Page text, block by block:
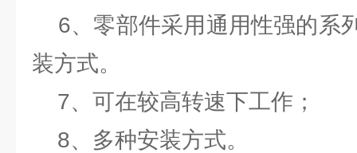
6、零部件采用通用性强的系
装方式。
7、可在较高转速下工作；
8、多种安装方式。